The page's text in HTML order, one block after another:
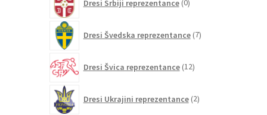
Dresi Srbiji reprezentance 0izdelkov
Dresi Švedska reprezentance 7izdelkov
Dresi Švica reprezentance 12izdelkov
Dresi Ukrajini reprezentance 2izdelka